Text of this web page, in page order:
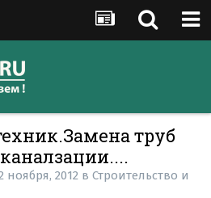
труб
ноября, 2012 в Строительство и